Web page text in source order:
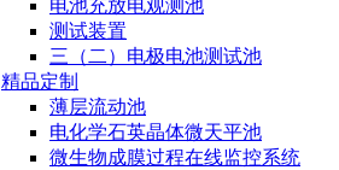
电池充放电观测池
测试装置
三（二）电极电池测试池
精品定制
薄层流动池
电化学石英晶体微天平池
微生物成膜过程在线监控系统